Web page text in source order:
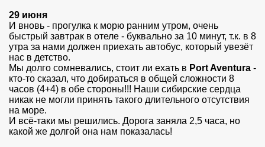
29 июня
И вновь - прогулка к морю ранним утром, очень
быстрый завтрак в отеле - буквально за 10 минут, т.к. в 8
утра за нами должен приехать автобус, который увезёт
нас в детство.
Мы долго сомневались, стоит ли ехать в Port Aventura -
кто-то сказал, что добираться в общей сложности 8
часов (4+4) в обе стороны!!! Наши сибирские сердца
никак не могли принять такого длительного отсутствия
на море.
И всё-таки мы решились. Дорога заняла 2,5 часа, но
какой же долгой она нам показалась!